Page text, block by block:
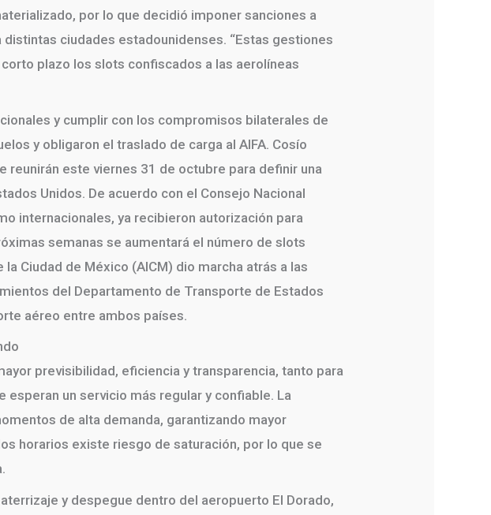
por lo que decidió imponer sanciones a
distintas ciudades estadounidenses. “Estas gestiones
plazo los slots confiscados a las aerolíneas
y cumplir con los compromisos bilaterales de
y obligaron el traslado de carga al AIFA. Cosío
este viernes 31 de octubre para definir una
Unidos. De acuerdo con el Consejo Nacional
internacionales, ya recibieron autorización para
semanas se aumentará el número de slots
Ciudad de México (AICM) dio marcha atrás a las
del Departamento de Transporte de Estados
aéreo entre ambos países.
previsibilidad, eficiencia y transparencia, tanto para
un servicio más regular y confiable. La
de alta demanda, garantizando mayor
horarios existe riesgo de saturación, por lo que se
y despegue dentro del aeropuerto El Dorado,